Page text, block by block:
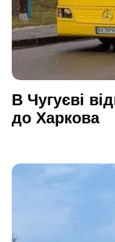
В Чугуєві
до Харкова